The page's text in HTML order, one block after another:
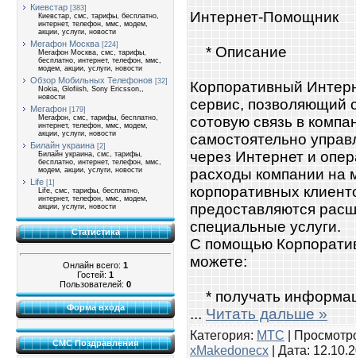
Киевстар [383]
Киевстар, смс, тарифы, бесплатно,
интернет, телефон, ммс, модем,
акции, услуги, новости
Мегафон Москва [224]
Мегафон Москва, смс, тарифы,
бесплатно, интернет, телефон, ммс,
модем, акции, услуги, новости
Обзор Мобильных Телефонов [32]
Nokia, Glofiish, Sony Ericsson,,
новости
Мегафон [179]
Мегафон, смс, тарифы, бесплатно,
интернет, телефон, ммс, модем,
акции, услуги, новости
Билайн украина [2]
Билайн украина, смс, тарифы,
бесплатно, интернет, телефон, ммс,
модем, акции, услуги, новости
Life [1]
Life, смс, тарифы, бесплатно,
интернет, телефон, ммс, модем,
акции, услуги, новости
Статистика
Онлайн всего: 1
Гостей: 1
Пользователей: 0
Форма входа
СМС Поздравления
Интернет-Помощник
* Описание
Корпоративный
сервис, позволяющий
сотовую связь в
самостоятельно
через Интернет и
расходы компании на
корпоративных
предоставляются
специальные услуги.
С помощью
можете:
* получать
... Читать дальше »
Категория: МТС |
xMakedonecx | Дата: